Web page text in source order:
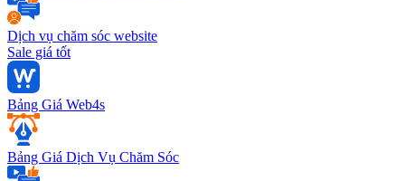
Dịch vụ chăm sóc website
Sale giá tốt
Bảng Giá Web4s
Bảng Giá Dịch Vụ Chăm Sóc